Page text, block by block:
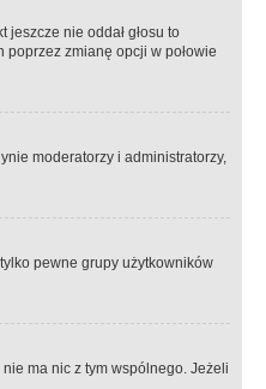
nie oddał głosu to
zmianę opcji w połowie
moderatorzy i administratorzy,
pewne grupy użytkowników
ma nic z tym wspólnego. Jeżeli